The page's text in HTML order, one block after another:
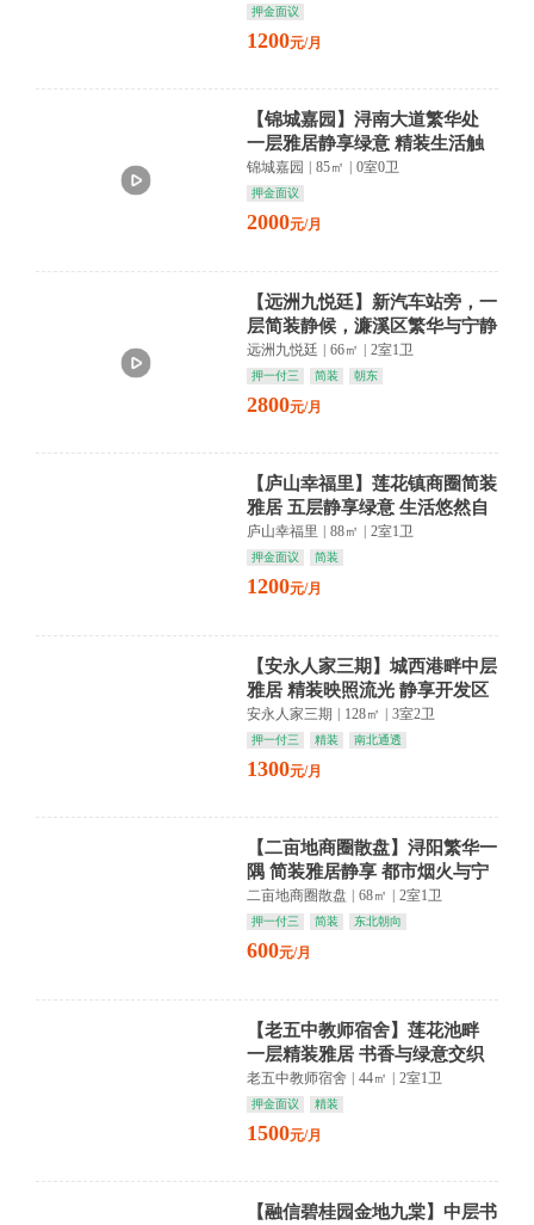
押金面议
1200元/月
【锦城嘉园】浔南大道繁华处
一层雅居静享绿意 精装生活触
手可及
锦城嘉园 85㎡ 0室0卫
押金面议
2000元/月
【远洲九悦廷】新汽车站旁，一
层简装静候，濂溪区繁华与宁静
交织，生活从此从容。
远洲九悦廷 | 66㎡ | 2室1卫
押一付三 简装 朝东
2800元/月
【庐山幸福里】莲花镇商圈简装
雅居 五层静享绿意 生活悠然自
得
庐山幸福里 88㎡ 2室1卫
押金面议 简装
1200元/月
【安永人家三期】城西港畔中层
雅居 精装映照流光 静享开发区
繁华诗意
安永人家三期 | 128㎡ | 3室2卫
押一付三 精装 南北通透
1300元/月
【二亩地商圈散盘】浔阳繁华一
隅 简装雅居静享 都市烟火与宁
静交织
二亩地商圈散盘 68㎡ 2室1卫
押一付三 简装 东北朝向
600元/月
【老五中教师宿舍】莲花池畔
一层精装雅居 书香与绿意交织
静享悠然时光
老五中教师宿舍 | 44㎡ | 2室1卫
押金面议 精装
1500元/月
【融信碧桂园金地九棠】中层书